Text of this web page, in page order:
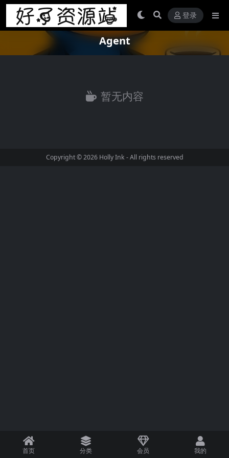
登录
Agent
暂无内容
Copyright © 2026 Holly Ink - All rights reserved
首页 分类 会员 我的